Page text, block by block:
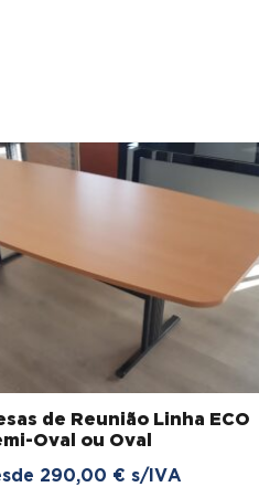
de Reunião Linha ECO
Oval ou Oval
290,00 € s/IVA